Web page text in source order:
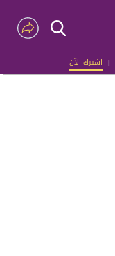
| اشترك الآن